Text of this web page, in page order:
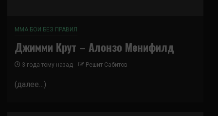
ММА БОИ БЕЗ ПРАВИЛ
Джимми Крут – Алонзо Менифилд
3 года тому назад Решит Сабитов
(далее…)